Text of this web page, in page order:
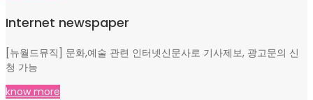
Internet newspaper
[뉴월드뮤직] 문화,예술 관련 인터넷신문사로 기사제보, 광고문의 신
청 가능
know more